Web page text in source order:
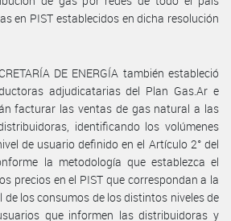
en PIST establecidos en dicha resolución
DE ENERGÍA también estableció
adjudicatarias del Plan Gas.Ar e
facturar las ventas de gas natural a las
identificando los volúmenes
de usuario definido en el Artículo 2° del
la metodología que establezca el
precios en el PIST que correspondan a la
los consumos de los distintos niveles de
que informen las distribuidoras y